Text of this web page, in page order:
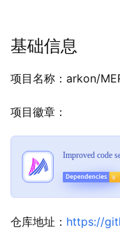
基础信息
项目名称：arkon/
项目徽章：
仓库地址： https://